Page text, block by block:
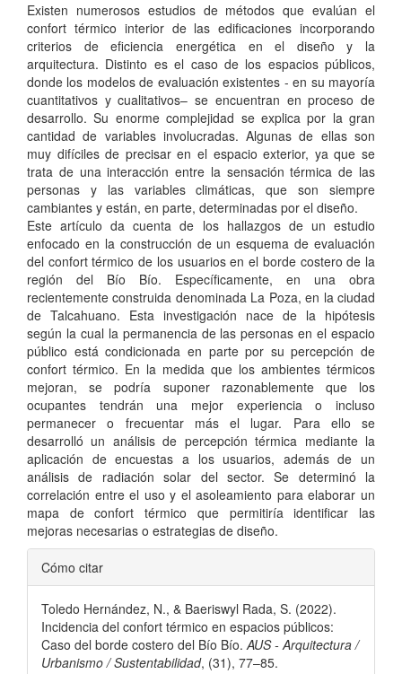
Existen numerosos estudios de métodos que evalúan el
confort térmico interior de las edificaciones incorporando
criterios de eficiencia energética en el diseño y la
arquitectura. Distinto es el caso de los espacios públicos,
donde los modelos de evaluación existentes - en su mayoría
cuantitativos y cualitativos– se encuentran en proceso de
desarrollo. Su enorme complejidad se explica por la gran
cantidad de variables involucradas. Algunas de ellas son
muy difíciles de precisar en el espacio exterior, ya que se
trata de una interacción entre la sensación térmica de las
personas y las variables climáticas, que son siempre
cambiantes y están, en parte, determinadas por el diseño.
Este artículo da cuenta de los hallazgos de un estudio
enfocado en la construcción de un esquema de evaluación
del confort térmico de los usuarios en el borde costero de la
región del Bío Bío. Específicamente, en una obra
recientemente construida denominada La Poza, en la ciudad
de Talcahuano. Esta investigación nace de la hipótesis
según la cual la permanencia de las personas en el espacio
público está condicionada en parte por su percepción de
confort térmico. En la medida que los ambientes térmicos
mejoran, se podría suponer razonablemente que los
ocupantes tendrán una mejor experiencia o incluso
permanecer o frecuentar más el lugar. Para ello se
desarrolló un análisis de percepción térmica mediante la
aplicación de encuestas a los usuarios, además de un
análisis de radiación solar del sector. Se determinó la
correlación entre el uso y el asoleamiento para elaborar un
mapa de confort térmico que permitiría identificar las
mejoras necesarias o estrategias de diseño.
Detalles
del
artículo
Cómo citar
Toledo Hernández, N., & Baeriswyl Rada, S. (2022).
Incidencia del confort térmico en espacios públicos:
Caso del borde costero del Bío Bío.AUS - Arquitectura /
Urbanismo / Sustentabilidad, (31), 77–85.